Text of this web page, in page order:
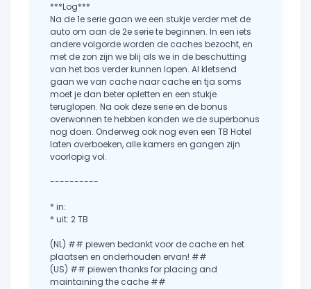
***Log***
Na de 1e serie gaan we een stukje verder met de
auto om aan de 2e serie te beginnen. In een iets
andere volgorde worden de caches bezocht, en
met de zon zijn we blij als we in de beschutting
van het bos verder kunnen lopen. Al kletsend
gaan we van cache naar cache en tja soms
moet je dan beter opletten en een stukje
teruglopen. Na ook deze serie en de bonus
overwonnen te hebben konden we de superbonus
nog doen. Onderweg ook nog even een TB Hotel
laten overboeken, alle kamers en gangen zijn
voorlopig vol.
----------
* in:
* uit: 2 TB
(NL) ## piewen bedankt voor de cache en het
plaatsen en onderhouden ervan! ##
(US) ## piewen thanks for placing and
maintaining the cache ##